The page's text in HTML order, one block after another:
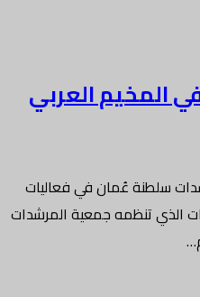
المخيم العربي
سلطنة عُمان في فعاليات
الـ24 للمرشدات الذي تنظمه جمعية المرشدات